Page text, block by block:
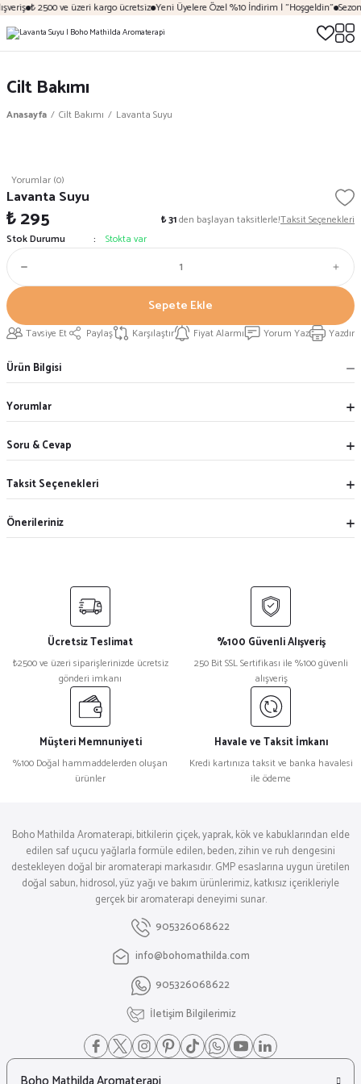
₺ 2500 ve üzeri kargo ücretsiz Yeni Üyelere Özel %10 İndirim | "Hoşgeldin"
Cilt Bakımı
Anasayfa Cilt Bakımı Lavanta Suyu
Yorumlar (0)
Lavanta Suyu
₺ 295 ₺ 31den başlayan taksitlerle!Taksit Seçenekleri
Stok Durumu
Stokta var
Sepete Ekle
Tavsiye Et Paylaş Karşılaştır Fiyat Alarmı Yorum Yaz Yazdır
Ürün Bilgisi
Yorumlar
Soru & Cevap
Taksit Seçenekleri
Önerileriniz
Ücretsiz Teslimat
₺2500 ve üzeri siparişlerinizde ücretsiz
gönderi imkanı
%100 Güvenli Alışveriş
250 Bit SSL Sertifikası ile %100 güvenli
alışveriş
Müşteri Memnuniyeti
%100 Doğal hammaddelerden oluşan
ürünler
Havale ve Taksit İmkanı
Kredi kartınıza taksit ve banka havalesi
ile ödeme
Boho Mathilda Aromaterapi, bitkilerin çiçek, yaprak, kök ve kabuklarından elde
edilen saf uçucu yağlarla formüle edilen, beden, zihin ve ruh dengesini
destekleyen doğal bir aromaterapi markasıdır. GMP esaslarına uygun üretilen
doğal sabun, hidrosol, yüz yağı ve bakım ürünlerimiz, katkısız içerikleriyle
gerçek bir aromaterapi deneyimi sunar.
905326068622
info@bohomathilda.com
905326068622
İletişim Bilgilerimiz